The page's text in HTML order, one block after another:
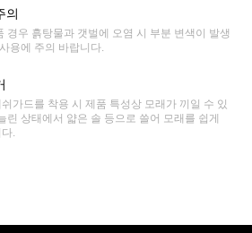
의
경우 흙탕물과 갯벌에 오염 시 부분 변색이 발생
용에 주의 바랍니다.
가드를 착용 시 제품 특성상 모래가 끼일 수 있
린 상태에서 얇은 솔 등으로 쓸어 모래를 쉽게
.